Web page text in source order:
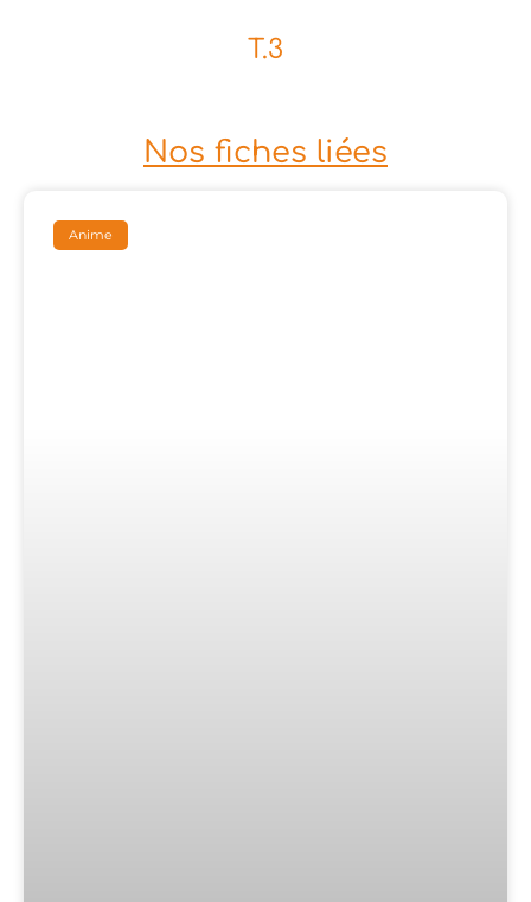
T.3
Nos fiches liées
Anime